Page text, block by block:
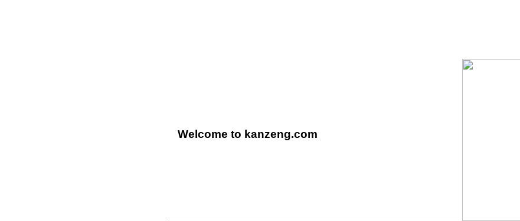
Welcome to kanzeng.com